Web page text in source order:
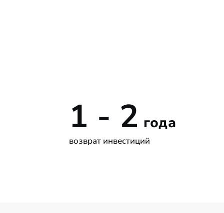
1 - 2 года
возврат инвестиций